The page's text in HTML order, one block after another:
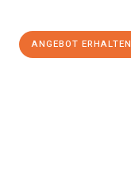
ANGEBOT ERHALTEN